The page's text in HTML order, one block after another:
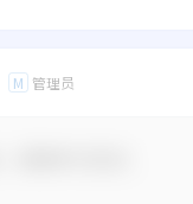
M 管理员